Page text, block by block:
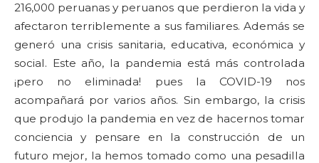
216,000 peruanas y peruanos que perdieron la vida y
afectaron terriblemente a sus familiares. Además se
generó una crisis sanitaria, educativa, económica y
social. Este año, la pandemia está más controlada
¡pero no eliminada! pues la COVID-19 nos
acompañará por varios años. Sin embargo, la crisis
que produjo la pandemia en vez de hacernos tomar
conciencia y pensare en la construcción de un
futuro mejor, la hemos tomado como una pesadilla